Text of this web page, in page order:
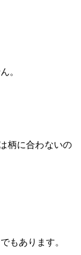
。
柄に合わないの
もあります。